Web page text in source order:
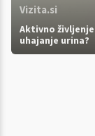
Vizita.si
Aktivno
uhajanje urina?